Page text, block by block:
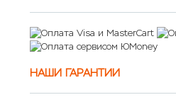
НАШИ ГАРАНТИИ